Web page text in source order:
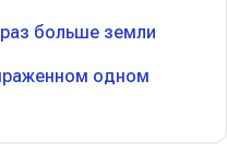
больше земли
одном